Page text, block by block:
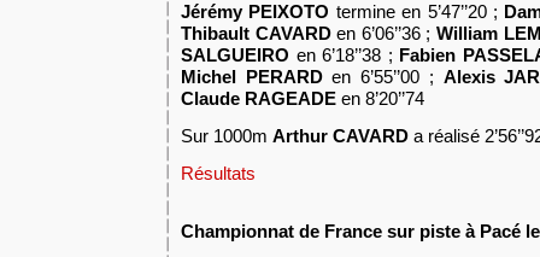
Jérémy PEIXOTO termine en 5’47’’20 ;
Thibault CAVARDen 6’06’’36 ;William
SALGUEIRO en 6’18’’38 ; Fabien
Michel PERARDen 6’55’’00 ; Alexis
Claude RAGEADE en 8’20’’74
Sur 1000m Arthur CAVARD a réalisé
Résultats
Championnat de France sur piste à Pacé